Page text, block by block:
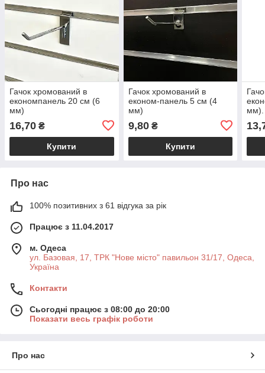
Гачок хромований в
економпанель 20 см (6
мм)
16,70 ₴
Купити
Гачок хромований в
економ-панель 5 см (4
мм)
9,80₴
Купити
мм).
Про нас
100% позитивних з 61 відгука за рік
Працює з 11.04.2017
м. Одеса
ул. Базовая, 17, ТРК "Нове місто" павильон 31/17, Одеса,
Україна
Контакти
Сьогодні працює з 08:00 до 20:00
Показати весь графік роботи
Про нас